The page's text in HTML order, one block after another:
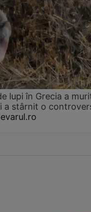
lupi în Grecia a
a stârnit o